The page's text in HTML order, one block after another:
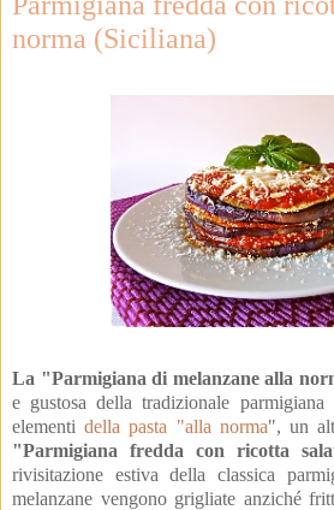
norma (Siciliana)
La "Parmigiana di melanzane alla
e gustosa della tradizionale parmigiana
elementi della pasta "alla norma", un
"Parmigiana fredda con ricotta
rivisitazione estiva della classica
melanzane vengono grigliate anziché